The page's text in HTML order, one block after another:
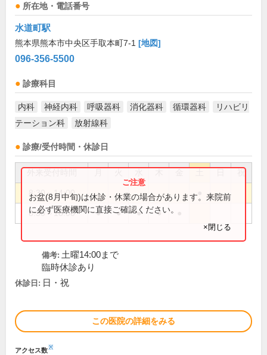
所在地・電話番号
水道町駅
熊本県熊本市中央区手取本町7-1 [地図]
096-356-5500
診療科目
内科 神経内科 呼吸器科 消化器科 循環器科
リハビリ
テーション科
放射線科
診療/受付時間・休診日
祝
8:30～14:00
8:30～18:00 ● ● ● ●
お盆(8月中旬)は休診・休業の場合があります。来院前
に必ず医療機関に直接ご確認ください。
×閉じる
備考: 土曜14:00まで
臨時休診あり
休診日: 日・祝
この医院の詳細をみる
アクセス数※